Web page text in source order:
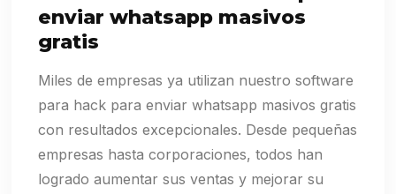
enviar whatsapp masivos
gratis
Miles de empresas ya utilizan nuestro software
para hack para enviar whatsapp masivos gratis
con resultados excepcionales. Desde pequeñas
empresas hasta corporaciones, todos han
logrado aumentar sus ventas y mejorar su